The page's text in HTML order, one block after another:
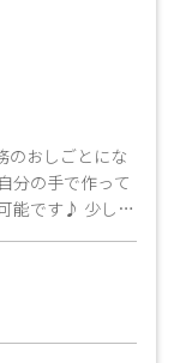
のおしごとにな